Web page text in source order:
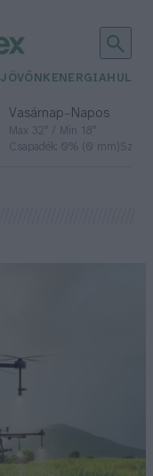
JÖVŐNK ENERGIA
Vasárnap– Napos
Max 32° / Min 18°
Csapadék: 0% (0 mm)Szél: